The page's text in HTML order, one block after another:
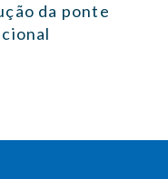
da ponte